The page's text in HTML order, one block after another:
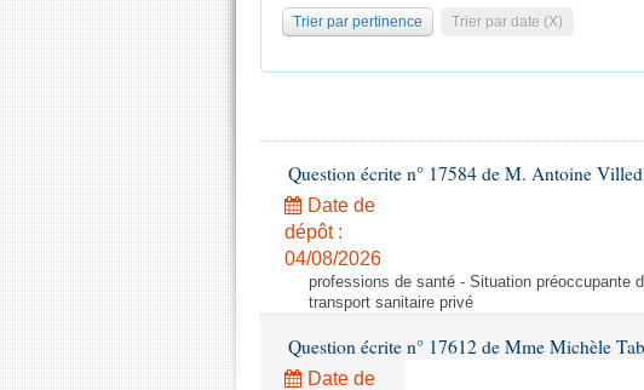
Trier par pertinence Trier par date (X)
Question écrite n° 17584 de M. Antoine
Date de
dépôt :
04/08/2026
professions de santé - Situation préoccupante
transport sanitaire privé
Question écrite n° 17612 de Mme Michèle
Date de